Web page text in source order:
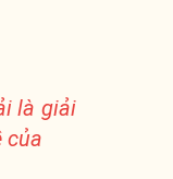
là giải
của